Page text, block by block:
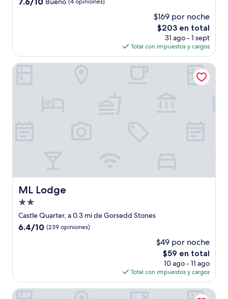
$169 por noche
El
precio
actual
es
de
$203 en total
31 ago - 1 sept
Total con impuestos y cargos
ML Lodge
ML Lodge
Propiedad
de
2.0
Castle Quarter, a 0.3 mi de Gorsedd Stones
6.4
6.4/10 (239 opiniones)
$49 por noche
El
precio
actual
es
de
$59 en total
10 ago - 11 ago
Total con impuestos y cargos
ML Lodge
Parador44